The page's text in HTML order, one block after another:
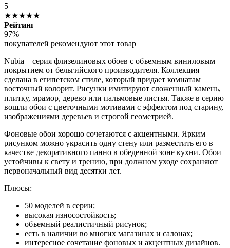
5
★★★★★
Рейтинг
97%
покупателей рекомендуют этот товар
Nubia – серия флизелиновых обоев с объемным виниловым
покрытием от бельгийского производителя. Коллекция
сделана в египетском стиле, который придает комнатам
восточный колорит. Рисунки имитируют сложенный камень,
плитку, мрамор, дерево или пальмовые листья. Также в серию
вошли обои с цветочными мотивами с эффектом под старину,
изображениями деревьев и строгой геометрией.
Фоновые обои хорошо сочетаются с акцентными. Ярким
рисунком можно украсить одну стену или разместить его в
качестве декоративного панно в обеденной зоне кухни. Обои
устойчивы к свету и трению, при должном уходе сохраняют
первоначальный вид десятки лет.
Плюсы:
50 моделей в серии;
высокая износостойкость;
объемный реалистичный рисунок;
есть в наличии во многих магазинах и салонах;
интересное сочетание фоновых и акцентных дизайнов.